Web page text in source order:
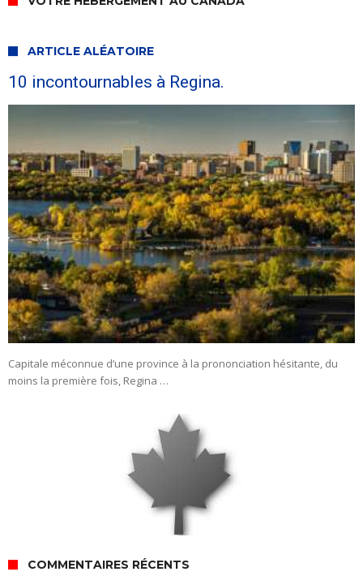
ARTICLE ALÉATOIRE
10 incontournables à Regina.
Capitale méconnue d’une province à la prononciation hésitante, du
moins la première fois, Regina …
COMMENTAIRES RÉCENTS